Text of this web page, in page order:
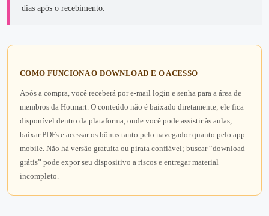
dias após o recebimento.
COMO FUNCIONA O DOWNLOAD E O ACESSO
Após a compra, você receberá por e‑mail login e senha para a área de
membros da Hotmart. O conteúdo não é baixado diretamente; ele fica
disponível dentro da plataforma, onde você pode assistir às aulas,
baixar PDFs e acessar os bônus tanto pelo navegador quanto pelo app
mobile. Não há versão gratuita ou pirata confiável; buscar “download
grátis” pode expor seu dispositivo a riscos e entregar material
incompleto.